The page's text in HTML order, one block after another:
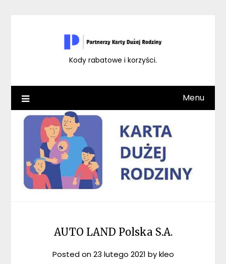
Kody rabatowe i korzyści.
Menu
AUTO LAND Polska S.A.
Posted on23 lutego 2021 bykleo